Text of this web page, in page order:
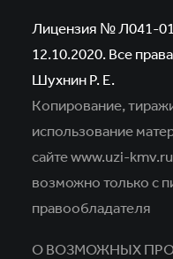
Лицензия № Л041-
12.10.2020. Все
Шухнин Р. Е.
Копирование,
использование
сайте www.uzi-kmv.ru
возможно только с
правообладателя
О ВОЗМОЖНЫХ